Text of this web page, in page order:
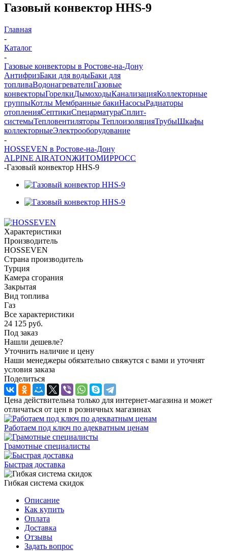
Газовый конвектор HHS-9
Главная
-
Каталог
-
Газовые конвекторы в Ростове-на-Дону
АнтифризБаки для водыБаки для
топливаВодонагревателиГазовые
конвекторыГорелкиДымоходыКанализацияКоллекторные
группыКотлы Мембранные бакиНасосыРадиаторы
отопленияСептикиСпецарматураСплит-
системыТепловентиляторы ТеплоизоляцияТрубыШкафы
коллекторныеЭлектрооборудование
-
HOSSEVEN в Ростове-на-Дону
ALPINE AIRATONЖИТОМИРРОСС
-Газовый конвектор HHS-9
Характеристики
Производитель
HOSSEVEN
Страна производитель
Турция
Камера сгорания
Закрытая
Вид топлива
Газ
Все характеристики
24 125 руб.
Под заказ
Нашли дешевле?
Уточнить наличие и цену
Наши менеджеры обязательно свяжутся с вами и уточнят
условия заказа
Поделиться
Цена действительна только для интернет-магазина и может
отличаться от цен в розничных магазинах
Работаем под ключ по адекватным ценам
Грамотные специалисты
Быстрая доставка
Гибкая система скидок
Описание
Как купить
Оплата
Доставка
Отзывы
Задать вопрос